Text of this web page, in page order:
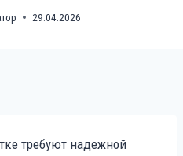
29.04.2026
требуют надежной